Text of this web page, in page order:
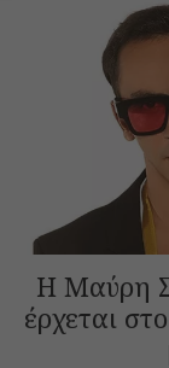
Η Μαύρη
έρχεται